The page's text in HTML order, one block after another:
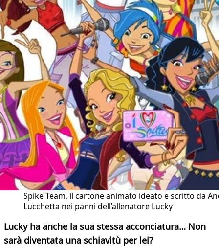
Spike Team, il cartone animato ideato e scritto da
Lucchetta nei panni dell’allenatore Lucky
Lucky ha anche la sua stessa acconciatura… Non
sarà diventata una schiavitù per lei?